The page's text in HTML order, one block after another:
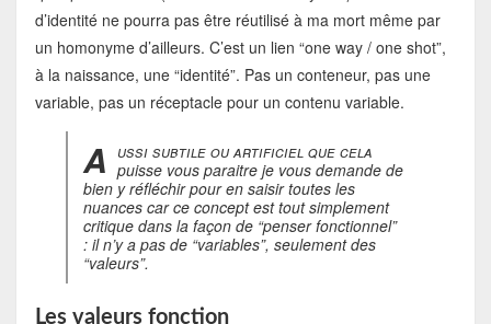
d’identité ne pourra pas être réutilisé à ma mort même par
un homonyme d’ailleurs. C’est un lien “one way / one shot”,
à la naissance, une “identité”. Pas un conteneur, pas une
variable, pas un réceptacle pour un contenu variable.
A ussi subtile ou artificiel que cela
puisse vous paraitre je vous demande de
bien y réfléchir pour en saisir toutes les
nuances car ce concept est tout simplement
critique dans la façon de “penser fonctionnel”
: il n’y a pas de “variables”, seulement des
“valeurs”.
Les valeurs fonction